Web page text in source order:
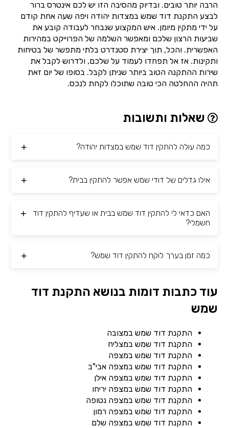
הרבה יותר טובים. ובדיוק מהסיבה הזו יש לכם אינטרס ברור
לבצע התקנת דוד שמש במצדות יהודה ויפה שעה אחת קודם
על ידי מתקין מיומן. איש המקצוע שנבחר לעבודה קובע את
שביעות הרצון שלכם ומאפשר השלמה של הפרוייקט במהירות
האפשרית. והכל, תוך יצירת סטנדרט בלתי מתפשר של בטיחות
ותקינות. אז אל תפחדו לעמוד על שלכם, ולדרוש לקבל את
שירות ההתקנה הטוב ביותר שניתן לקבל. בסופו של יום זאת
תהיה ההחלטה הכי טובה שתוכלו לקחת לנכס.
שאלות ותשובות
כמה עולה להתקין דוד שמש במצדות יהודה?
אילו גדלים של דודי שמש אפשר להתקין בבית?
האם כדאי לי להתקין דוד שמש בבית או שעדיף להתקין דוד
חשמלי?
כמה זמן בערך לוקח להתקין דוד שמש?
עוד כתבות דומות בנושא התקנת דוד
שמש
התקנת דוד שמש במצובה
התקנת דוד שמש במצליח
התקנת דוד שמש במצפה
התקנת דוד שמש במצפה אבי"ב
התקנת דוד שמש במצפה אילן
התקנת דוד שמש במצפה יריחו
התקנת דוד שמש במצפה נטופה
התקנת דוד שמש במצפה רמון
התקנת דוד שמש במצפה שלם